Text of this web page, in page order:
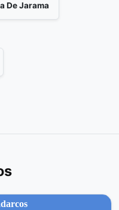
De Jarama